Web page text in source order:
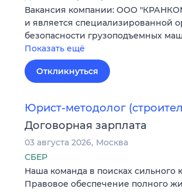
Вакансия компании: ООО
и является специализированной
безопасности грузоподъемных
Показать ещё
Откликнуться
Юрист-методолог
Договорная зарплата
03 августа 2026 Москва
СБЕР
Наша команда в поисках сильного
Правовое обеспечение полного